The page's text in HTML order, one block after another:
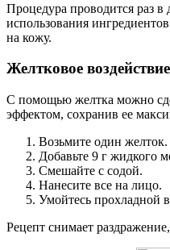
Процедура проводится раз в
использования
на кожу.
Желтковое воздействие
С помощью желтка можно
эффектом, сохранив ее
Возьмите один желток.
Добавьте 9 г жидкого
Смешайте с содой.
Нанесите все на лицо.
Умойтесь прохладной
Рецепт снимает